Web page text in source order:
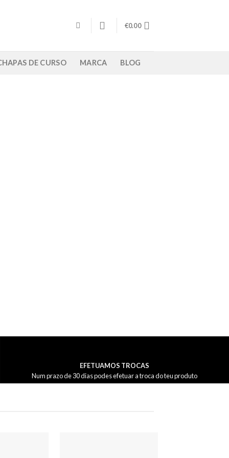
€0.00
DE CURSO MARCA BLOG
EFETUAMOS TROCAS
Num prazo de 30 dias podes efetuar a troca do teu produto